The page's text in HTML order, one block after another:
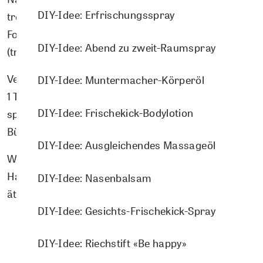
DIY-Idee: Erfrischungsspray
DIY-Idee: Abend zu zweit-Raumspray
DIY-Idee: Muntermacher-Körperöl
DIY-Idee: Frischekick-Bodylotion
DIY-Idee: Ausgleichendes Massageöl
DIY-Idee: Nasenbalsam
DIY-Idee: Gesichts-Frischekick-Spray
DIY-Idee: Riechstift «Be happy»
trocknen. Die getrockneten Tabs vorsichtig aus der
Form lösen. In einem luftdichten Glas aufbewahren
(trocken lagern!).
Verwendung:
1 Tab in die Toilettenschüssel geben. 10–15 Minuten
sprudeln lassen (bei Bedarf über Nacht). Mit der
Bürste nachreinigen, abspülen – fertig!
Wichtig: nicht mit Essig kombinieren! Kinder- &
Haustiersicher lagern. Ausschliesslich naturreine
ätherische Öle verwenden.